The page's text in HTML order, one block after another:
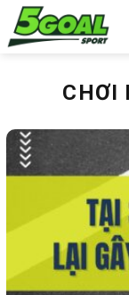
Chuyển
đến
CHƠI